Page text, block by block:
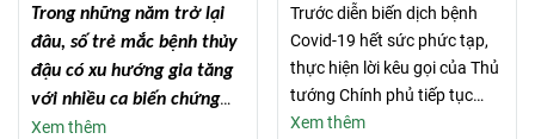
Trong những năm trở lại
đâu, số trẻ mắc bệnh thủy
đậu có xu hướng gia tăng
với nhiều ca biến chứng
nguy hiểm. Nguyên nhân
Xem thêm
Trước diễn biến dịch bệnh
Covid-19 hết sức phức tạp,
thực hiện lời kêu gọi của Thủ
tướng Chính phủ tiếp tục
thực hiện các biện pháp
Xem thêm